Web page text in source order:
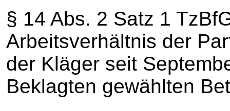
§ 14 Abs. 2 Satz 1
Arbeitsverhältnis der
der Kläger seit
Beklagten gewählten